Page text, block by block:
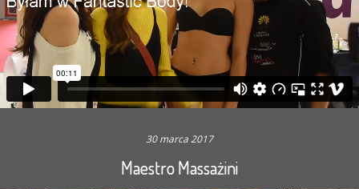
30 marca 2017
Maestro Massażini